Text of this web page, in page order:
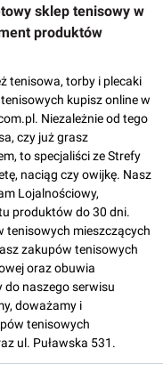
sklep tenisowy w
produktów
tenisowa, torby i plecaki
kupisz online w
Niezależnie od tego
czy już grasz
to specjaliści ze Strefy
naciąg czy owijkę. Nasz
Lojalnościowy,
produktów do 30 dni.
tenisowych mieszczących
zakupów tenisowych
oraz obuwia
do naszego serwisu
doważamy i
tenisowych
ul. Puławska 531.